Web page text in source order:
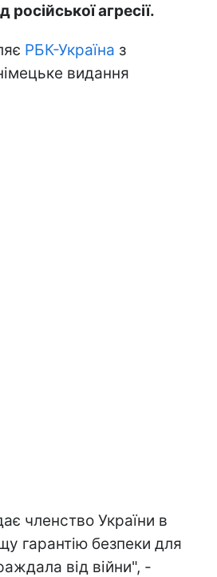
агресії.
РБК-Україна з
видання
членство України в
гарантію безпеки для
від війни", -